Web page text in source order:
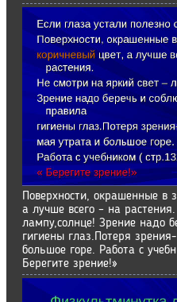
Поверхности, окрашенные в
а лучше всего – на
лампу,солнце! Зрение надо
гигиены глаз.Потеря
большое горе. Работа с
Берегите зрение!»